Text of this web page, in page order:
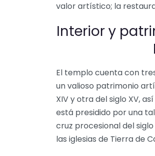
valor artístico; la
Interior y
El templo cuenta con
un valioso patrimonio
XIV y otra del siglo XV,
está presidido por una
cruz procesional del
las iglesias de Tierra de